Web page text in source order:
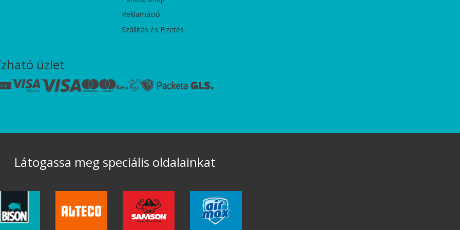
Reklamáció
Szállítás és Fizetés
üzlet
Látogassa meg speciális oldalainkat